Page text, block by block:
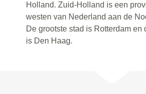
Holland. Zuid-Holland is een
westen van Nederland aan de
De grootste stad is Rotterdam en
is Den Haag.